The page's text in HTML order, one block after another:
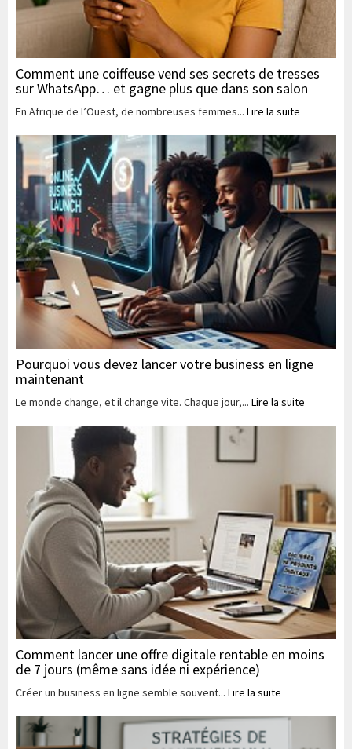
Comment une coiffeuse vend ses secrets de tresses
sur WhatsApp… et gagne plus que dans son salon
En Afrique de l’Ouest, de nombreuses femmes... Lire la suite
Pourquoi vous devez lancer votre business en ligne
maintenant
Le monde change, et il change vite. Chaque jour,... Lire la suite
Comment lancer une offre digitale rentable en moins
de 7 jours (même sans idée ni expérience)
Créer un business en ligne semble souvent... Lire la suite